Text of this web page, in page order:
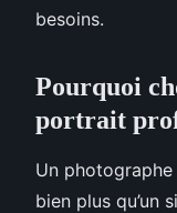
besoins.
Pourquoi
portrait
Un
bien plus qu’un